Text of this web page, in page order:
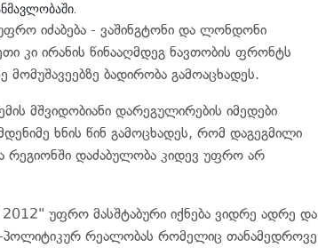
იძაბება - ვაშინგტონი და ლონდონი
კი ირანის წინააღმდეგ ნავთობის ფრონტს
მომუშავეებზე ბადირობა გამოაცხადეს.
მშვიდობიანი დარეგულირების იმედები
ხნის წინ გამოცხადეს, რომ დაგეგმილი
რეგიონში დაძაბულობა კიდევ უფრო არ
2012" უფრო მასშტაბური იქნება ვიდრე ადრე და
პოლიტიკურ რეალობას რომელიც თანამედროვე